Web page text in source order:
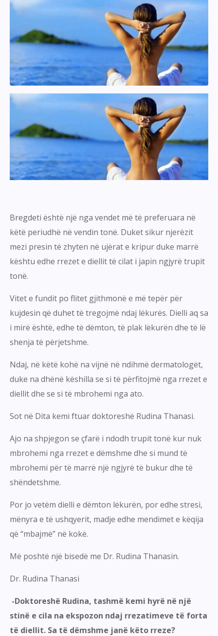
Bregdeti është një nga vendet më të preferuara në
këtë periudhë në vendin tonë. Duket sikur njerëzit
mezi presin të zhyten në ujërat e kripur duke marrë
kështu edhe rrezet e diellit të cilat i japin ngjyrë trupit
tonë.
Vitet e fundit po flitet gjithmonë e më tepër për
kujdesin që duhet të tregojmë ndaj lëkurës. Dielli aq sa
i mirë është, edhe të dëmton, të plak lëkurën dhe të lë
shenja të përjetshme.
Ndaj, në këtë kohë na vijnë në ndihmë dermatologët,
duke na dhënë këshilla se si të përfitojmë nga rrezet e
diellit dhe se si të mbrohemi nga ato.
Sot në Dita kemi ftuar doktoreshë Rudina Thanasi.
Ajo na shpjegon se çfarë i ndodh trupit tonë kur nuk
mbrohemi nga rrezet e dëmshme dhe si mund të
mbrohemi për të marrë një ngjyrë të bukur dhe të
shëndetshme.
Por jo vetëm dielli e dëmton lëkurën, por edhe stresi,
mënyra e të ushqyerit, madje edhe mendimet e këqija
që “mbajmë” në kokë.
Më poshtë një bisedë me Dr. Rudina Thanasin.
Dr. Rudina Thanasi
-Doktoreshë Rudina, tashmë kemi hyrë në një
stinë e cila na ekspozon ndaj rrezatimeve të forta
të diellit. Sa të dëmshme janë këto rreze?